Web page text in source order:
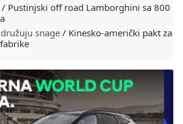
/ Pustinjski off road Lamborghini sa 800
snage / Kinesko-američki pakt za